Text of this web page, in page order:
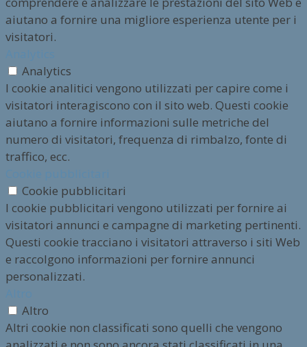
aiutano a fornire una migliore esperienza utente per i
visitatori.
Analytics
I cookie analitici vengono utilizzati per capire come i
visitatori interagiscono con il sito web. Questi cookie
aiutano a fornire informazioni sulle metriche del
numero di visitatori, frequenza di rimbalzo, fonte di
traffico, ecc.
Cookie pubblicitari
I cookie pubblicitari vengono utilizzati per fornire ai
visitatori annunci e campagne di marketing pertinenti.
Questi cookie tracciano i visitatori attraverso i siti Web
e raccolgono informazioni per fornire annunci
personalizzati.
Altro
Altri cookie non classificati sono quelli che vengono